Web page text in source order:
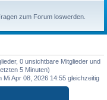
zum Forum loswerden.
0 unsichtbare Mitglieder und
5 Minuten)
Mi Apr 08, 2026 14:55 gleichzeitig